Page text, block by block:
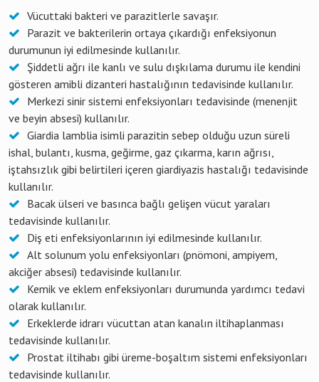
Vücuttaki bakteri ve parazitlerle savaşır.
Parazit ve bakterilerin ortaya çıkardığı enfeksiyonun
durumunun iyi edilmesinde kullanılır.
Şiddetli ağrı ile kanlı ve sulu dışkılama durumu ile kendini
gösteren amibli dizanteri hastalığının tedavisinde kullanılır.
Merkezi sinir sistemi enfeksiyonları tedavisinde (menenjit
ve beyin absesi) kullanılır.
Giardia lamblia isimli parazitin sebep olduğu uzun süreli
ishal, bulantı, kusma, geğirme, gaz çıkarma, karın ağrısı,
iştahsızlık gibi belirtileri içeren giardiyazis hastalığı tedavisinde
kullanılır.
Bacak ülseri ve basınca bağlı gelişen vücut yaraları
tedavisinde kullanılır.
Diş eti enfeksiyonlarının iyi edilmesinde kullanılır.
Alt solunum yolu enfeksiyonları (pnömoni, ampiyem,
akciğer absesi) tedavisinde kullanılır.
Kemik ve eklem enfeksiyonları durumunda yardımcı tedavi
olarak kullanılır.
Erkeklerde idrarı vücuttan atan kanalın iltihaplanması
tedavisinde kullanılır.
Prostat iltihabı gibi üreme-boşaltım sistemi enfeksiyonları
tedavisinde kullanılır.